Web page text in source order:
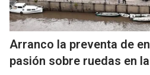
Arranco la preventa de
pasión sobre ruedas en